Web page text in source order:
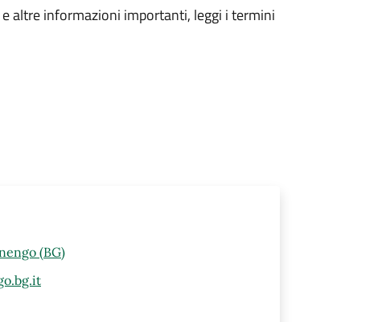
altre informazioni importanti, leggi i termini
(BG)